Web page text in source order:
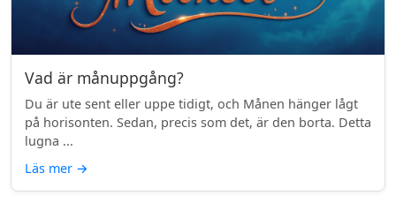
Vad är månuppgång?
Du är ute sent eller uppe tidigt, och Månen hänger lågt
på horisonten. Sedan, precis som det, är den borta. Detta
lugna ...
Läs mer →